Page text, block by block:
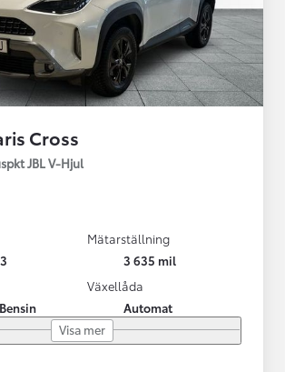
Cross
JBL V-Hjul
Mätarställning
3 635 mil
Växellåda
Automat
Visa mer